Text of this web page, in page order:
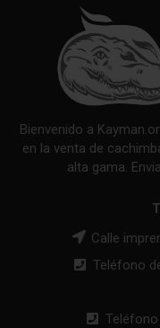
Bienvenido a
en la venta de
alta gama.
Calle
Teléfono